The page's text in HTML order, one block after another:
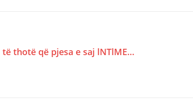
të thotë që pjesa e saj lNTlME…